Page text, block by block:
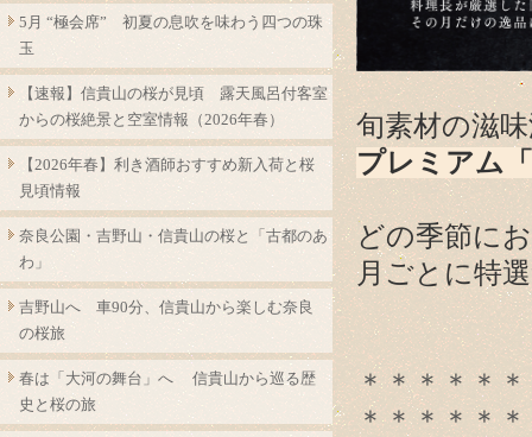
旬素材の滋
プレミアム
どの季節に
月ごとに特
＊＊＊＊＊
＊＊＊＊＊
5月 “極会席” 初夏の息吹を味わう四つの珠
玉
【速報】信貴山の桜が見頃 露天風呂付客室
からの桜絶景と空室情報（2026年春）
【2026年春】利き酒師おすすめ新入荷と桜
見頃情報
奈良公園・吉野山・信貴山の桜と「古都のあ
わ」
吉野山へ 車90分、信貴山から楽しむ奈良
の桜旅
春は「大河の舞台」へ 信貴山から巡る歴
史と桜の旅